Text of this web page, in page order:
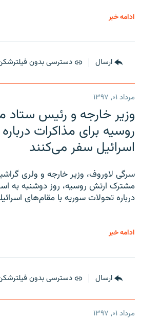
ادامه خبر
ارسال دسترسی بدون
مرداد ۰۱, ۱۳۹۷
وزیر خارجه و رئیس‌
روسیه برای مذاکرات
اسرائیل سفر می‌کنند
سرگی لاوروف، وزیر خارجه و ولری
مشترک ارتش روسیه، روز دوشنبه به
درباره تحولات سوریه با مقام‌های
ادامه خبر
ارسال دسترسی بدون
مرداد ۰۱, ۱۳۹۷